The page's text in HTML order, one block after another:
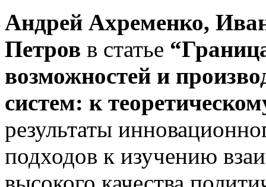
Андрей Ахременко,
Петров в статье
возможностей и
систем: к
результаты
подходов к изучению